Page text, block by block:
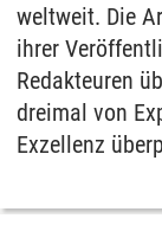
weltweit. Die
ihrer
Redakteuren
dreimal von
Exzellenz